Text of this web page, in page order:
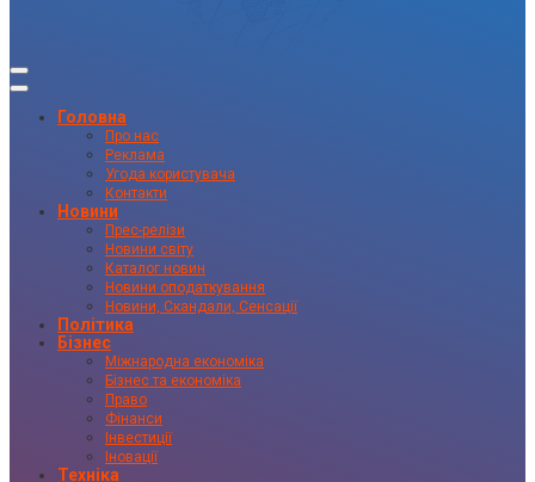
Головна
Про нас
Реклама
Угода користувача
Контакти
Новини
Прес-релізи
Новини світу
Каталог новин
Новини оподаткування
Новини, Скандали, Сенсації
Політика
Бізнес
Міжнародна економіка
Бізнес та економіка
Право
Фінанси
Інвестиції
Іновації
Техніка